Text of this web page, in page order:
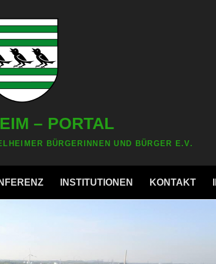
– PORTAL
BÜRGERINNEN UND BÜRGER E.V.
INSTITUTIONEN KONTAKT